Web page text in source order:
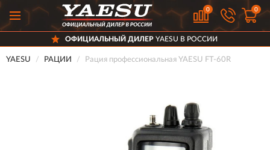
0 0
ОФИЦИАЛЬНЫЙ ДИЛЕР YAESU В РОССИИ
YAESU РАЦИИ Рация профессиональная YAESU FT-60R